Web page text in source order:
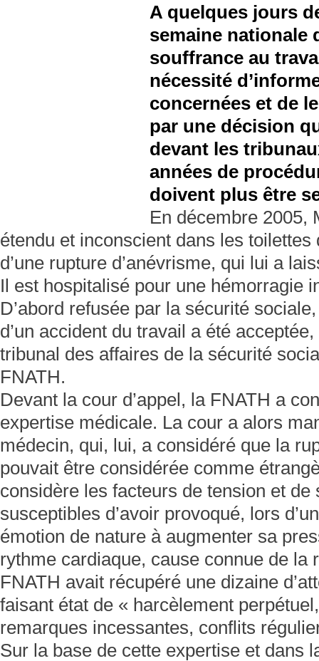
A quelques jours
semaine nationale
souffrance au
nécessité
concernées et de
par une décision
devant les
années de
doivent plus être
En décembre 2005,
étendu et inconscient dans les
d’une rupture d’anévrisme, qui lui a
Il est hospitalisé pour une hémorragie
D’abord refusée par la sécurité
d’un accident du travail a été
tribunal des affaires de la sécurité
FNATH.
Devant la cour d’appel, la FNATH a
expertise médicale. La cour a alors
médecin, qui, lui, a considéré que la
pouvait être considérée comme
considère les facteurs de tension et de
susceptibles d’avoir provoqué, lors
émotion de nature à augmenter sa
rythme cardiaque, cause connue de la
FNATH avait récupéré une dizaine
faisant état de « harcèlement
remarques incessantes, conflits
Sur la base de cette expertise et dans